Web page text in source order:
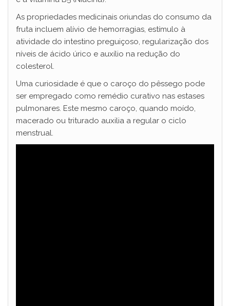
As propriedades medicinais oriundas do consumo da
fruta incluem alívio de hemorragias, estímulo à
atividade do intestino preguiçoso, regularização dos
níveis de ácido úrico e auxílio na redução do
colesterol.
Uma curiosidade é que o caroço do pêssego pode
ser empregado como remédio curativo nas estases
pulmonares. Este mesmo caroço, quando moído,
macerado ou triturado auxilia a regular o ciclo
menstrual.